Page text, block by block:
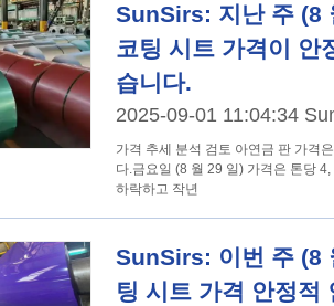
SunSirs: 지난 주 (8
코팅 시트 가격이 안
습니다.
2025-09-01 11:04:34
가격 추세 분석 검토 아연금 판 가격은 지난 주 약간 상승한 뒤 하락했
다.금요일 (8 월 29 일) 가격은 톤당
하락하고 작년
SunSirs: 이번 주 (8
팅 시트 가격 안정적